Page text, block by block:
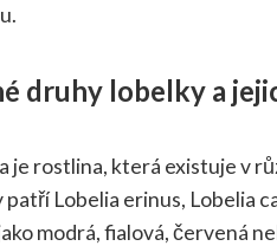
druhy lobelky a
je rostlina, která existuje v
patří Lobelia erinus, Lobelia
modrá, fialová, červená